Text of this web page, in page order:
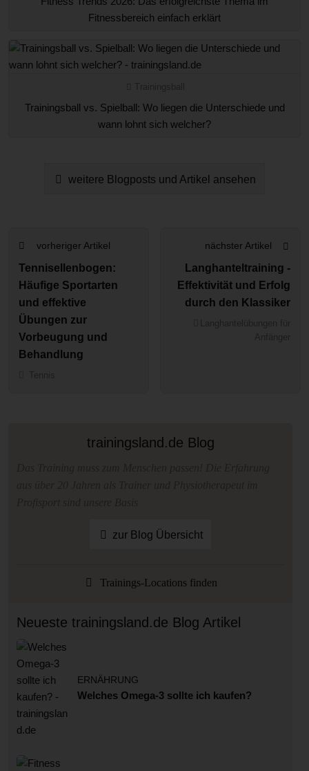
Fitnessbereich einfach erklärt
Trainingsball vs. Spielball: Wo liegen die Unterschiede und
wann lohnt sich welcher?
weitere Blogposts und Artikel ansehen
vorheriger Artikel
Tennisellenbogen:
Häufige Sportarten
und effektive
Übungen zur
Vorbeugung und
Behandlung
nächster Artikel
Langhanteltraining -
Effektivität und Erfolg
durch den Klassiker
trainingsland.de Blog
zur Blog Übersicht
Trainings-Locations finden
Neueste trainingsland.de Blog Artikel
ERNÄHRUNG
Welches Omega-3 sollte ich kaufen?